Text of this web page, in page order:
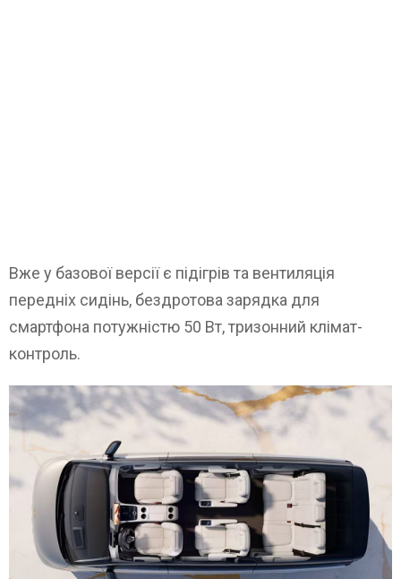
Вже у базової версії є підігрів та вентиляція
передніх сидінь, бездротова зарядка для
смартфона потужністю 50 Вт, тризонний клімат-
контроль.